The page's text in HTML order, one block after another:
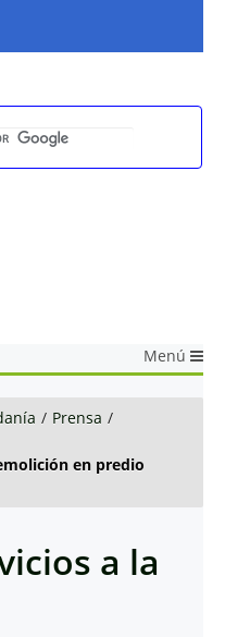
Menú
/ Prensa /
en predio
a la